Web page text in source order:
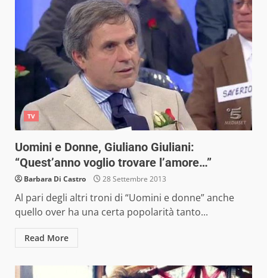
TV
Uomini e Donne, Giuliano Giuliani:
“Quest’anno voglio trovare l’amore…”
Barbara Di Castro 28 Settembre 2013
Al pari degli altri troni di “Uomini e donne” anche
quello over ha una certa popolarità tanto...
Read More